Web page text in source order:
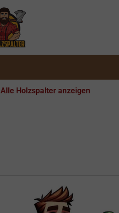
Alle Holzspalter anzeigen